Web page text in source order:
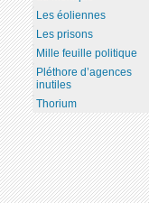
Les éoliennes
Les prisons
Mille feuille politique
Pléthore d’agences
inutiles
Thorium